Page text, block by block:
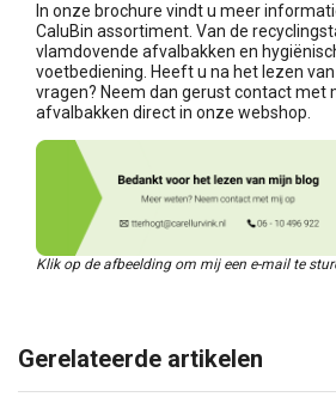
In onze brochure vindt u meer
CaluBin assortiment. Van de
vlamdovende afvalbakken en
voetbediening. Heeft u na het lezen
vragen? Neem dan gerust contact met
afvalbakken direct in onze webshop.
Klik op de afbeelding om mij een e-mail te
Gerelateerde artikelen